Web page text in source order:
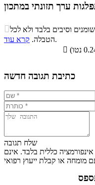
ערך תזונתי במתכון
התפלגות ערך תזונתי במתכון
סיבים
תזונתיים
שומנים חלבונים
וסיבים בלבד ולא לכל
הטבלה. קרא עוד
.

כתיבת תגובה חדשה
שלח תגובה
כללית בלבד. אינם